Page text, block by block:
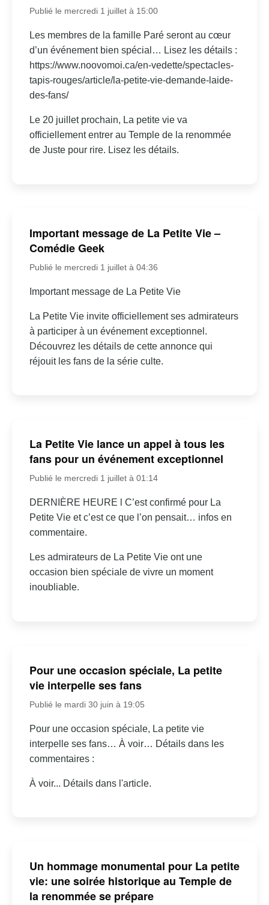
Publié le mercredi 1 juillet à 15:00
Les membres de la famille Paré seront au cœur
d’un événement bien spécial… Lisez les détails :
https://www.noovomoi.ca/en-vedette/spectacles-
tapis-rouges/article/la-petite-vie-demande-laide-
des-fans/
Le 20 juillet prochain, La petite vie va
officiellement entrer au Temple de la renommée
de Juste pour rire. Lisez les détails.
Important message de La Petite Vie –
Comédie Geek
Publié le mercredi 1 juillet à 04:36
Important message de La Petite Vie
La Petite Vie invite officiellement ses admirateurs
à participer à un événement exceptionnel.
Découvrez les détails de cette annonce qui
réjouit les fans de la série culte.
La Petite Vie lance un appel à tous les
fans pour un événement exceptionnel
Publié le mercredi 1 juillet à 01:14
DERNIÈRE HEURE l C’est confirmé pour La
Petite Vie et c’est ce que l’on pensait… infos en
commentaire.
Les admirateurs de La Petite Vie ont une
occasion bien spéciale de vivre un moment
inoubliable.
Pour une occasion spéciale, La petite
vie interpelle ses fans
Publié le mardi 30 juin à 19:05
Pour une occasion spéciale, La petite vie
interpelle ses fans… À voir… Détails dans les
commentaires :
À voir... Détails dans l'article.
Un hommage monumental pour La petite
vie: une soirée historique au Temple de
la renommée se prépare